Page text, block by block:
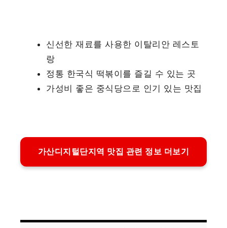
신선한 재료를 사용한 이탈리안 레스토
랑
정통 한국식 떡볶이를 즐길 수 있는 곳
가성비 좋은 중식당으로 인기 있는 맛집
가산디지털단지역 맛집 관련 정보 더보기